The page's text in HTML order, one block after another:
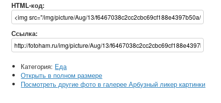
HTML-код:
Ссылка:
Категория: Еда
Открыть в полном размере
Посмотреть другие фото в галерее Арбузный ликер картинки